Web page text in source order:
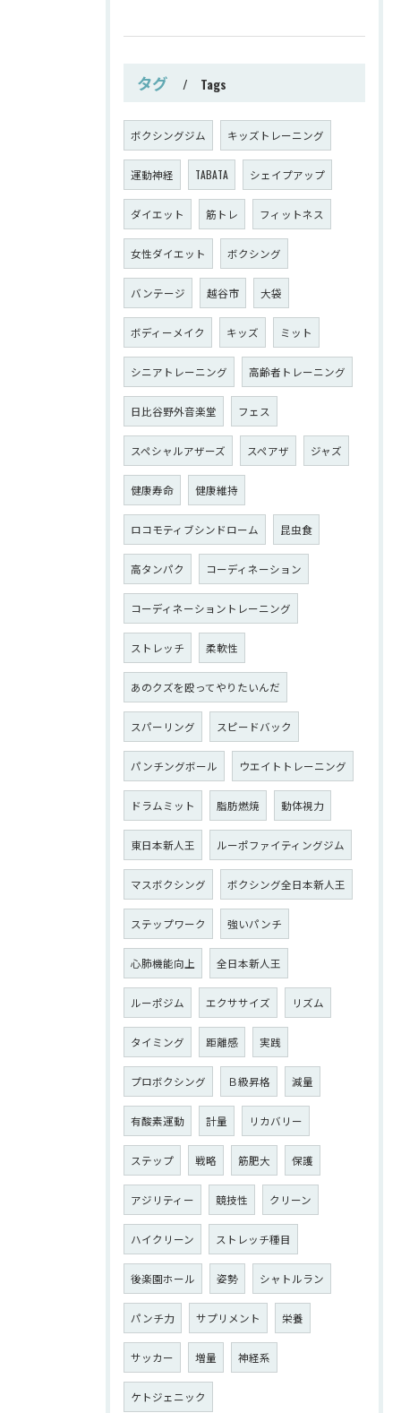
タグ Tags
ボクシングジム キッズトレーニング
運動神経 TABATA シェイプアップ
ダイエット 筋トレ フィットネス
女性ダイエット ボクシング
バンテージ 越谷市 大袋
ボディーメイク キッズ ミット
シニアトレーニング 高齢者トレーニング
日比谷野外音楽堂 フェス
スペシャルアザーズ スペアザ ジャズ
健康寿命 健康維持
ロコモティブシンドローム 昆虫食
高タンパク コーディネーション
コーディネーショントレーニング
ストレッチ 柔軟性
あのクズを殴ってやりたいんだ
スパーリング スピードバック
パンチングボール ウエイトトレーニング
ドラムミット 脂肪燃焼 動体視力
東日本新人王 ルーポファイティングジム
マスボクシング ボクシング全日本新人王
ステップワーク 強いパンチ
心肺機能向上 全日本新人王
ルーポジム エクササイズ リズム
タイミング 距離感 実践
プロボクシング Ｂ級昇格 減量
有酸素運動 計量 リカバリー
ステップ 戦略 筋肥大 保護
アジリティー 競技性 クリーン
ハイクリーン ストレッチ種目
後楽園ホール 姿勢 シャトルラン
パンチ力 サプリメント 栄養
サッカー 増量 神経系
ケトジェニック